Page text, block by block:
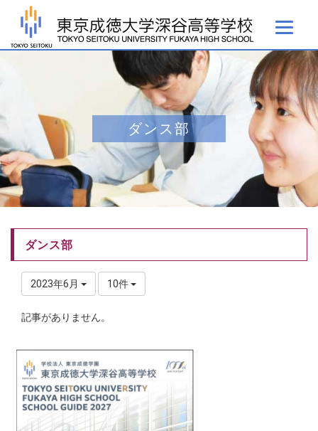
ダンス部
ダンス部
2023年6月 10件
記事がありません。